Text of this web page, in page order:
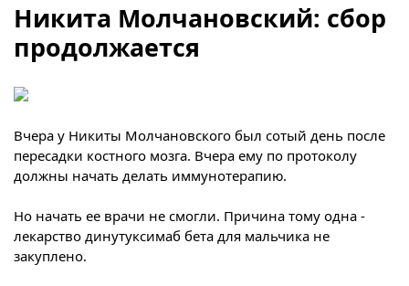
Никита Молчановский: сбор
продолжается
Вчера у Никиты Молчановского был сотый день после
пересадки костного мозга. Вчера ему по протоколу
должны начать делать иммунотерапию.
Но начать ее врачи не смогли. Причина тому одна -
лекарство динутуксимаб бета для мальчика не
закуплено.